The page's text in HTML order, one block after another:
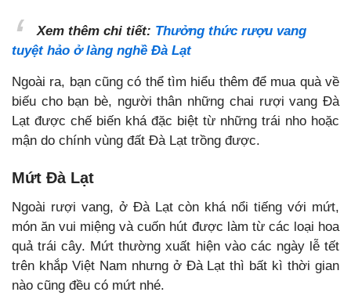
Xem thêm chi tiết: Thưởng thức rượu vang
tuyệt hảo ở làng nghề Đà Lạt
Ngoài ra, bạn cũng có thể tìm hiểu thêm để mua quà về
biếu cho bạn bè, người thân những chai rượi vang Đà
Lạt được chế biến khá đặc biệt từ những trái nho hoặc
mận do chính vùng đất Đà Lạt trồng được.
Mứt Đà Lạt
Ngoài rượi vang, ở Đà Lạt còn khá nổi tiếng với mứt,
món ăn vui miệng và cuốn hút được làm từ các loại hoa
quả trái cây. Mứt thường xuất hiện vào các ngày lễ tết
trên khắp Việt Nam nhưng ở Đà Lạt thì bất kì thời gian
nào cũng đều có mứt nhé.